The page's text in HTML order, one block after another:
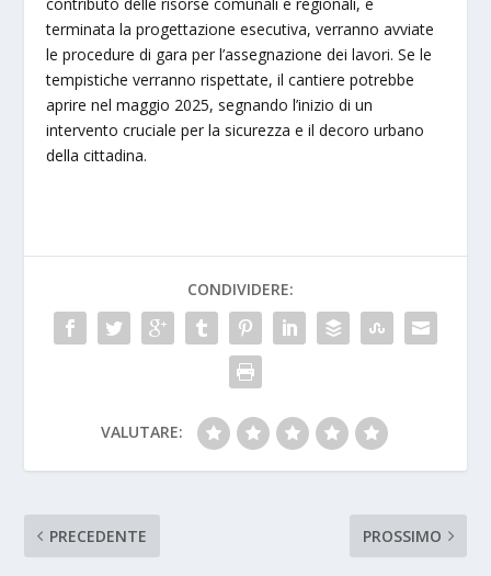
terminata la progettazione esecutiva, verranno avviate
le procedure di gara per l’assegnazione dei lavori. Se le
tempistiche verranno rispettate, il cantiere potrebbe
aprire nel maggio 2025, segnando l’inizio di un
intervento cruciale per la sicurezza e il decoro urbano
della cittadina.
CONDIVIDERE:
VALUTARE:
PRECEDENTE PROSSIMO